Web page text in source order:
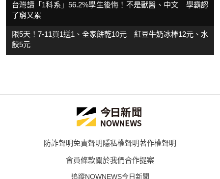
台灣讀「1科系」56.2%學生後悔！不是獸醫、中文 學霸認
了窮又累
限5天！7-11買1送1、全家餅乾10元 紅豆牛奶冰棒12元、水
餃5元
防詐聲明免責聲明隱私權聲明著作權聲明
會員條款關於我們合作提案
追蹤NOWNEWS今日新聞